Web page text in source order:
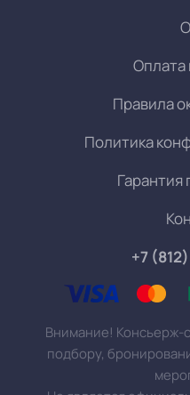
Оплата
Правила
Политика
Гарантия
+7
Внимание! Консьерж-
подбору,